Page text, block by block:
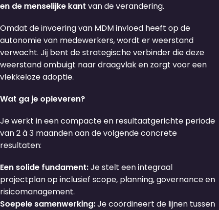
en de menselijke kant van de verandering.
Omdat de invoering van MDM invloed heeft op de
autonomie van medewerkers, wordt er weerstand
verwacht. Jij bent de strategische verbinder die deze
weerstand ombuigt naar draagvlak en zorgt voor een
vlekkeloze adoptie.
Wat ga je opleveren?
Je werkt in een compacte en resultaatgerichte periode
van 2 à 3 maanden aan de volgende concrete
resultaten:
Een solide fundament:Je stelt een integraal
projectplan op inclusief scope, planning, governance en
risicomanagement.
Soepele samenwerking:Je coördineert de lijnen tussen